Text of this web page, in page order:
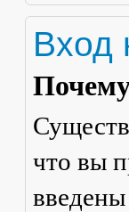
Вход
что вы